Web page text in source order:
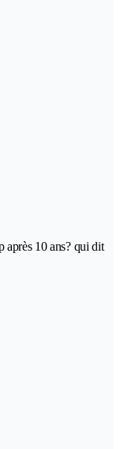
après 10 ans? qui dit